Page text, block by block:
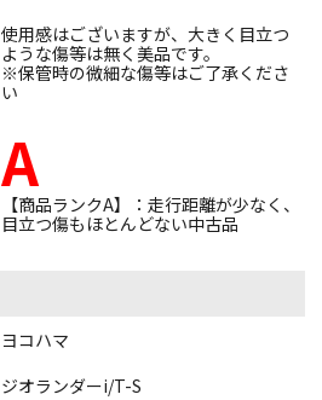
使用感はございますが、大きく目立つ
ような傷等は無く美品です。
※保管時の微細な傷等はご了承くださ
い
A
【商品ランクA】：走行距離が少なく、
目立つ傷もほとんどない中古品
ヨコハマ
ジオランダーi/T-S